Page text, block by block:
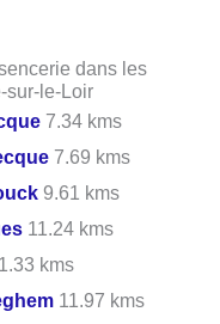
dans les
sur-le-Loir
7.34 kms
7.69 kms
9.61 kms
11.24 kms
kms
11.97 kms